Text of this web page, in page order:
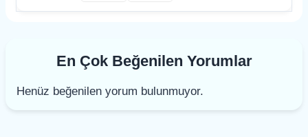
En Çok Beğenilen Yorumlar
Henüz beğenilen yorum bulunmuyor.